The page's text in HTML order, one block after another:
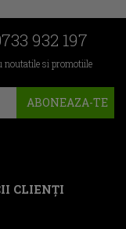
932 197
noutatile si promotiile
ABONEAZA-TE
CLIENŢI